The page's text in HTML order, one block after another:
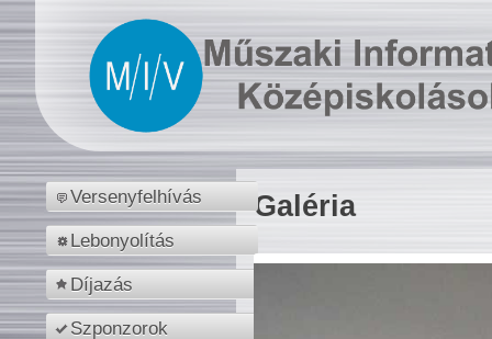
Versenyfelhívás
Lebonyolítás
Díjazás
Szponzorok
Galéria